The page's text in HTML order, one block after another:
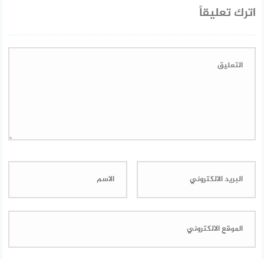
اترك تعليقاً